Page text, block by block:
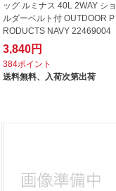
ッグ ルミナス 40L 2WAY ショ
ルダーベルト付 OUTDOOR P
RODUCTS NAVY 22469004
3,840円
384ポイント
送料無料、
入荷次第出荷